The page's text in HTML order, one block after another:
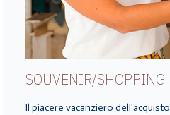
SOUVENIR/SHOPPING
Il piacere vacanziero dell'acquisto